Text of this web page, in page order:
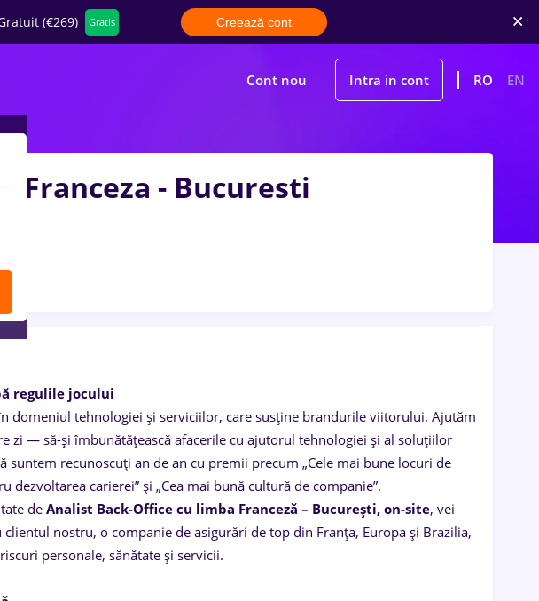
(€269) Gratis Creează cont
Cont nou Intra in cont RO EN
Franceza - Bucuresti
regulile jocului
domeniul tehnologiei și serviciilor, care susține brandurile viitorului. Ajutăm
zi — să-și îmbunătățească afacerile cu ajutorul tehnologiei și al soluțiilor
suntem recunoscuți an de an cu premii precum „Cele mai bune locuri de
dezvoltarea carierei” și „Cea mai bună cultură de companie”.
de Analist Back-Office cu limba Franceză – București, on-site, vei
nostru, o companie de asigurări de top din Franța, Europa și Brazilia,
personale, sănătate și servicii.